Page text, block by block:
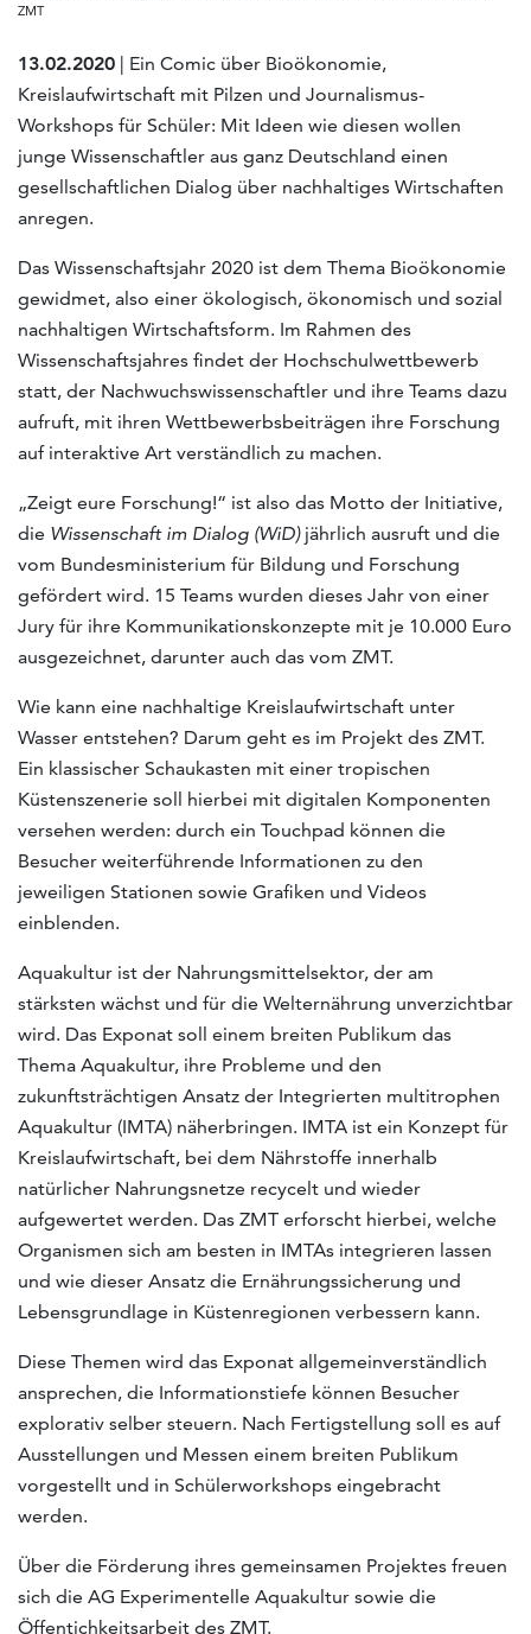
ZMT
13.02.2020 | Ein Comic über Bioökonomie,
Kreislaufwirtschaft mit Pilzen und Journalismus-
Workshops für Schüler: Mit Ideen wie diesen wollen
junge Wissenschaftler aus ganz Deutschland einen
gesellschaftlichen Dialog über nachhaltiges Wirtschaften
anregen.
Das Wissenschaftsjahr 2020 ist dem Thema Bioökonomie
gewidmet, also einer ökologisch, ökonomisch und sozial
nachhaltigen Wirtschaftsform. Im Rahmen des
Wissenschaftsjahres findet der Hochschulwettbewerb
statt, der Nachwuchswissenschaftler und ihre Teams dazu
aufruft, mit ihren Wettbewerbsbeiträgen ihre Forschung
auf interaktive Art verständlich zu machen.
„Zeigt eure Forschung!“ ist also das Motto der Initiative,
die Wissenschaft im Dialog (WiD)jährlich ausruft und die
vom Bundesministerium für Bildung und Forschung
gefördert wird. 15 Teams wurden dieses Jahr von einer
Jury für ihre Kommunikationskonzepte mit je 10.000 Euro
ausgezeichnet, darunter auch das vom ZMT.
Wie kann eine nachhaltige Kreislaufwirtschaft unter
Wasser entstehen? Darum geht es im Projekt des ZMT.
Ein klassischer Schaukasten mit einer tropischen
Küstenszenerie soll hierbei mit digitalen Komponenten
versehen werden: durch ein Touchpad können die
Besucher weiterführende Informationen zu den
jeweiligen Stationen sowie Grafiken und Videos
einblenden.
Aquakultur ist der Nahrungsmittelsektor, der am
stärksten wächst und für die Welternährung unverzichtbar
wird. Das Exponat soll einem breiten Publikum das
Thema Aquakultur, ihre Probleme und den
zukunftsträchtigen Ansatz der Integrierten multitrophen
Aquakultur (IMTA) näherbringen. IMTA ist ein Konzept für
Kreislaufwirtschaft, bei dem Nährstoffe innerhalb
natürlicher Nahrungsnetze recycelt und wieder
aufgewertet werden. Das ZMT erforscht hierbei, welche
Organismen sich am besten in IMTAs integrieren lassen
und wie dieser Ansatz die Ernährungssicherung und
Lebensgrundlage in Küstenregionen verbessern kann.
Diese Themen wird das Exponat allgemeinverständlich
ansprechen, die Informationstiefe können Besucher
explorativ selber steuern. Nach Fertigstellung soll es auf
Ausstellungen und Messen einem breiten Publikum
vorgestellt und in Schülerworkshops eingebracht
werden.
Über die Förderung ihres gemeinsamen Projektes freuen
sich die AG Experimentelle Aquakultur sowie die
Öffentichkeitsarbeit des ZMT.